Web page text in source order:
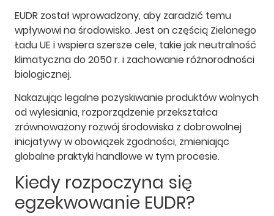
EUDR został wprowadzony, aby zaradzić temu
wpływowi na środowisko. Jest on częścią Zielonego
Ładu UE i wspiera szersze cele, takie jak neutralność
klimatyczna do 2050 r. i zachowanie różnorodności
biologicznej.
Nakazując legalne pozyskiwanie produktów wolnych
od wylesiania, rozporządzenie przekształca
zrównoważony rozwój środowiska z dobrowolnej
inicjatywy w obowiązek zgodności, zmieniając
globalne praktyki handlowe w tym procesie.
Kiedy rozpoczyna się
egzekwowanie EUDR?